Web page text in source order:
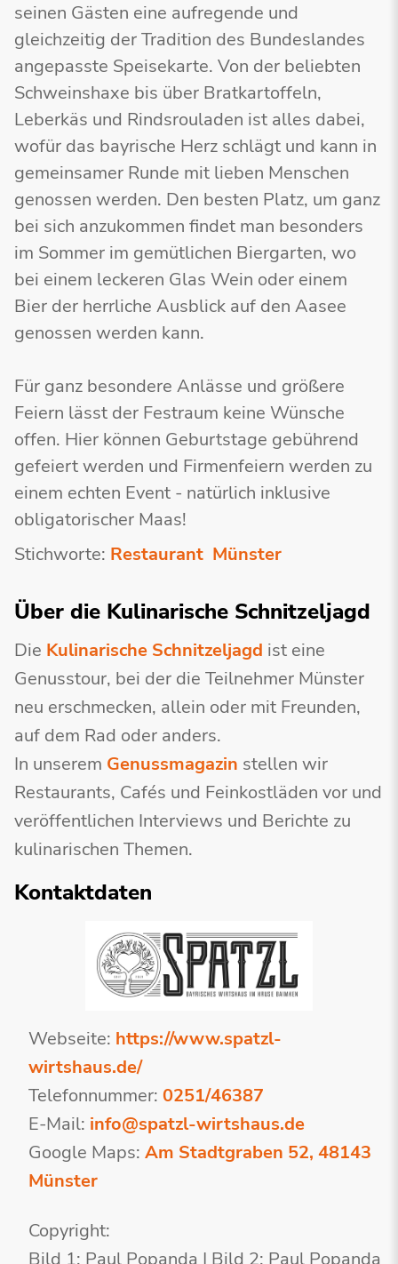
seinen Gästen eine aufregende und
gleichzeitig der Tradition des Bundeslandes
angepasste Speisekarte. Von der beliebten
Schweinshaxe bis über Bratkartoffeln,
Leberkäs und Rindsrouladen ist alles dabei,
wofür das bayrische Herz schlägt und kann in
gemeinsamer Runde mit lieben Menschen
genossen werden. Den besten Platz, um ganz
bei sich anzukommen findet man besonders
im Sommer im gemütlichen Biergarten, wo
bei einem leckeren Glas Wein oder einem
Bier der herrliche Ausblick auf den Aasee
genossen werden kann.
Für ganz besondere Anlässe und größere
Feiern lässt der Festraum keine Wünsche
offen. Hier können Geburtstage gebührend
gefeiert werden und Firmenfeiern werden zu
einem echten Event - natürlich inklusive
obligatorischer Maas!
Stichworte: Restaurant Münster
Über die Kulinarische Schnitzeljagd
Die Kulinarische Schnitzeljagd ist eine
Genusstour, bei der die Teilnehmer Münster
neu erschmecken, allein oder mit Freunden,
auf dem Rad oder anders.
In unserem Genussmagazin stellen wir
Restaurants, Cafés und Feinkostläden vor und
veröffentlichen Interviews und Berichte zu
kulinarischen Themen.
Kontaktdaten
Webseite: https://www.spatzl-
wirtshaus.de/
Telefonnummer: 0251/46387
E-Mail: info@spatzl-wirtshaus.de
Google Maps: Am Stadtgraben 52, 48143
Münster
Copyright:
Bild 1: Paul Popanda | Bild 2: Paul Popanda